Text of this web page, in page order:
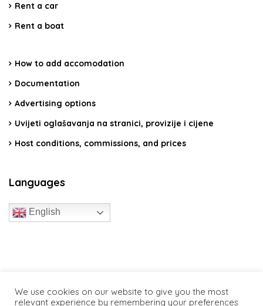
Rent a car
Rent a boat
How to add accomodation
Documentation
Advertising options
Uvijeti oglašavanja na stranici, provizije i cijene
Host conditions, commissions, and prices
Languages
English
We use cookies on our website to give you the most
relevant experience by remembering your preferences